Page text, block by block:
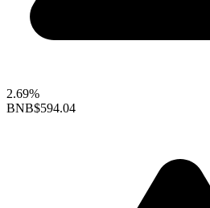
2.69%
BNB$594.04